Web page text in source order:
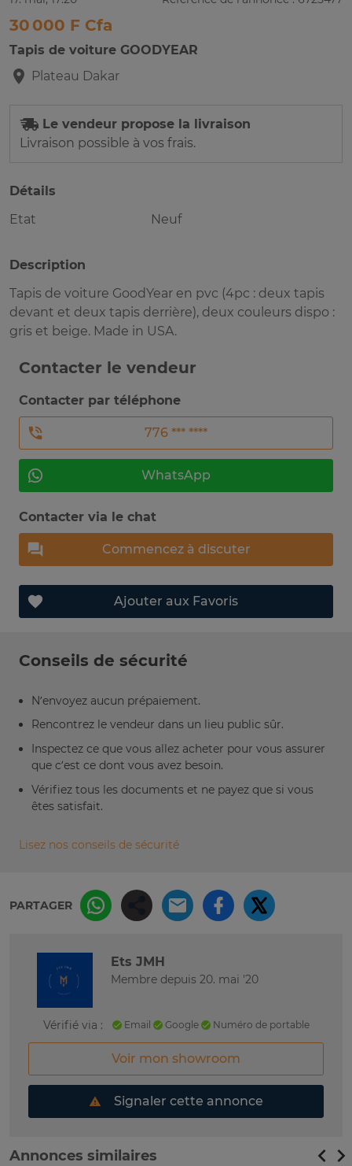
30 000 F Cfa
Tapis de voiture GOODYEAR
Plateau Dakar
Le vendeur propose la livraison
Livraison possible à vos frais.
Détails
Etat
Neuf
Description
Tapis de voiture GoodYear en pvc (4pc : deux tapis
devant et deux tapis derrière), deux couleurs dispo :
gris et beige. Made in USA.
Contacter le vendeur
Contacter par téléphone
776 *** ****
WhatsApp
Contacter via le chat
Commencez à discuter
Ajouter aux Favoris
Conseils de sécurité
N’envoyez aucun prépaiement.
Rencontrez le vendeur dans un lieu public sûr.
Inspectez ce que vous allez acheter pour vous assurer
que c’est ce dont vous avez besoin.
Vérifiez tous les documents et ne payez que si vous
êtes satisfait.
Lisez nos conseils de sécurité
PARTAGER
Ets JMH
Membre depuis 20. mai '20
Vérifié via : Email Google Numéro de portable
Voir mon showroom
Signaler cette annonce
Annonces similaires